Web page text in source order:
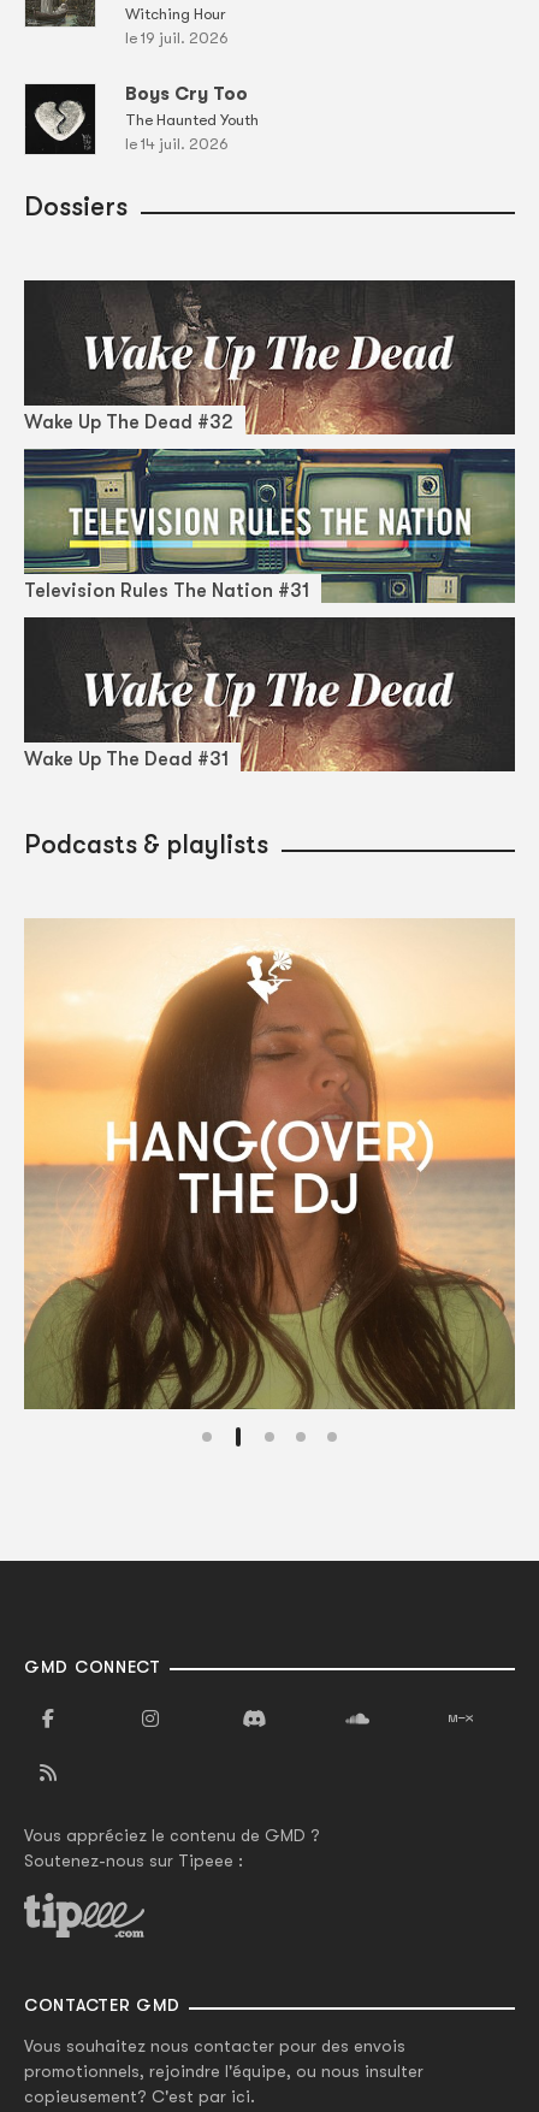
Witching Hour
le 19 juil. 2026
Boys Cry Too
The Haunted Youth
le 14 juil. 2026
Dossiers
Wake Up The Dead #32
Television Rules The Nation #31
Wake Up The Dead #31
Podcasts & playlists
GMD CONNECT
Vous appréciez le contenu de GMD ?
Soutenez-nous sur Tipeee :
CONTACTER GMD
Vous souhaitez nous contacter pour des envois
promotionnels, rejoindre l'équipe, ou nous insulter
copieusement? C'est par ici.